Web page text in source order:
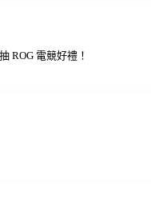
ROG 電競好禮！